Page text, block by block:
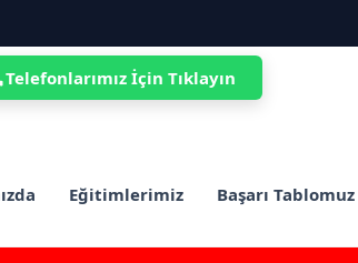
Eğitimlerimiz Başarı Tablomuz
Telefonlarımız İçin Tıklayın